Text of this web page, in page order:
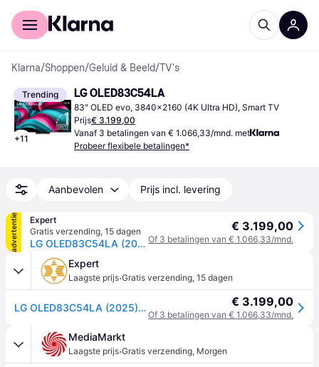
Voor shoppers
Klarna/Shoppen/Geluid & Beeld/TV's
Trending
+11
LG OLED83C54LA
83" OLED evo, 3840x2160 (4K Ultra HD), Smart TV
Prijs€ 3.199,00
Vanaf 3 betalingen van € 1.066,33/mnd. met
Probeer flexibele betalingen*
Aanbevolen Prijs incl. levering
advertentie
Expert
Gratis verzending, 15 dagen
LG OLED83C54LA (2025) - 83 inch - OLED TV
€ 3.199,00
Of 3 betalingen van € 1.066,33/mnd.
Expert
Laagste prijs·Gratis verzending, 15 dagen
LG OLED83C54LA (2025) - 83 inch - OLED TV € 3.199,00
Of 3 betalingen van € 1.066,33/mnd.
MediaMarkt
Laagste prijs·Gratis verzending, Morgen